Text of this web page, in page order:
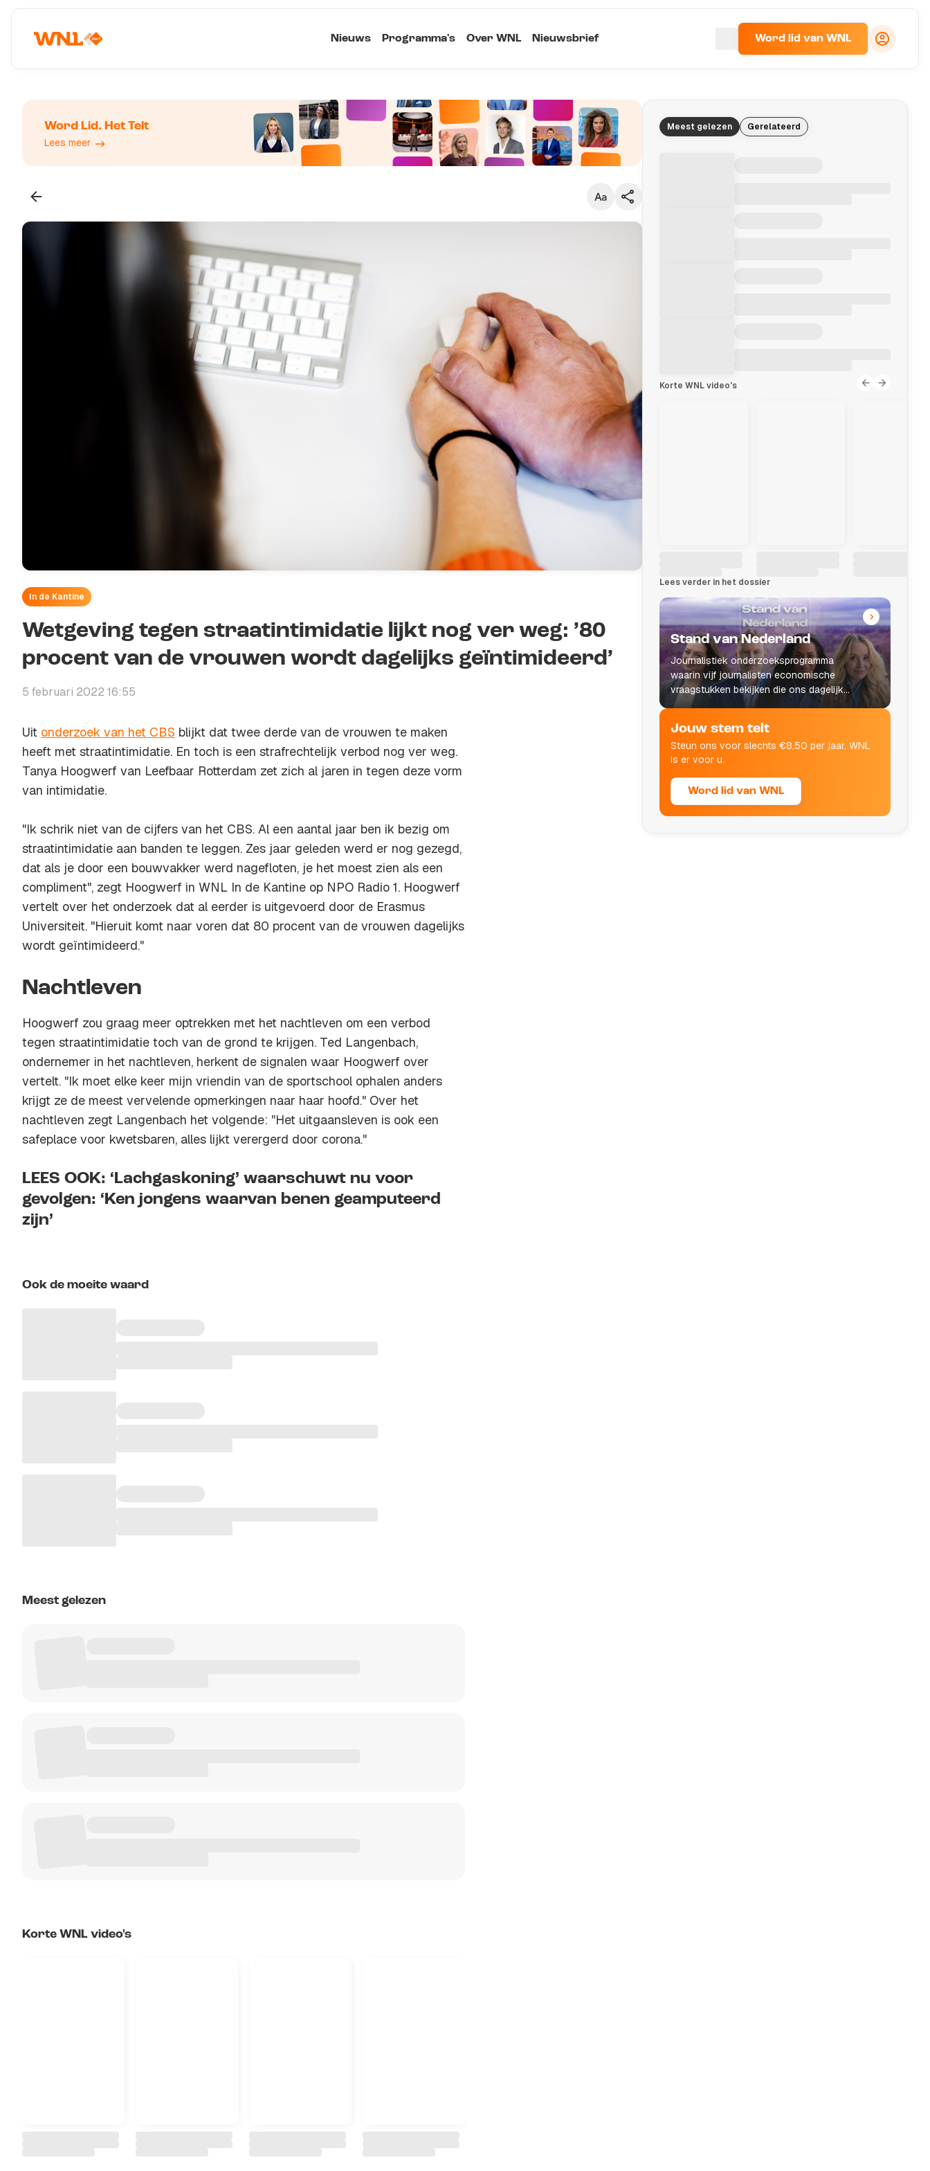
Nieuws Programma's Over WNL Nieuwsbrief Word lid van WNL
Word Lid. Het Telt
Lees meer
In de Kantine
Wetgeving tegen straatintimidatie lijkt nog ver weg: ’80
procent van de vrouwen wordt dagelijks geïntimideerd’
5 februari 2022 16:55
Uit onderzoek van het CBS blijkt dat twee derde van de vrouwen te maken
heeft met straatintimidatie. En toch is een strafrechtelijk verbod nog ver weg.
Tanya Hoogwerf van Leefbaar Rotterdam zet zich al jaren in tegen deze vorm
van intimidatie.
"Ik schrik niet van de cijfers van het CBS. Al een aantal jaar ben ik bezig om
straatintimidatie aan banden te leggen. Zes jaar geleden werd er nog gezegd,
dat als je door een bouwvakker werd nagefloten, je het moest zien als een
compliment", zegt Hoogwerf in WNL In de Kantine op NPO Radio 1. Hoogwerf
vertelt over het onderzoek dat al eerder is uitgevoerd door de Erasmus
Universiteit. "Hieruit komt naar voren dat 80 procent van de vrouwen dagelijks
wordt geïntimideerd."
Nachtleven
Hoogwerf zou graag meer optrekken met het nachtleven om een verbod
tegen straatintimidatie toch van de grond te krijgen. Ted Langenbach,
ondernemer in het nachtleven, herkent de signalen waar Hoogwerf over
vertelt. "Ik moet elke keer mijn vriendin van de sportschool ophalen anders
krijgt ze de meest vervelende opmerkingen naar haar hoofd." Over het
nachtleven zegt Langenbach het volgende: ''Het uitgaansleven is ook een
safeplace voor kwetsbaren, alles lijkt verergerd door corona."
LEES OOK: ‘Lachgaskoning’ waarschuwt nu voor
gevolgen: ‘Ken jongens waarvan benen geamputeerd
zijn’
Ook de moeite waard
Meest gelezen
Korte WNL video's
Meest gelezen Gerelateerd
Korte WNL video's
Lees verder in het dossier
Stand van Nederland
Journalistiek onderzoeksprogramma
waarin vijf journalisten economische
vraagstukken bekijken die ons dagelijks
leven raken.
Jouw stem telt
Steun ons voor slechts €8,50 per jaar. WNL
is er voor u.
Word lid van WNL